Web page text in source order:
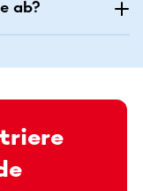
ab?